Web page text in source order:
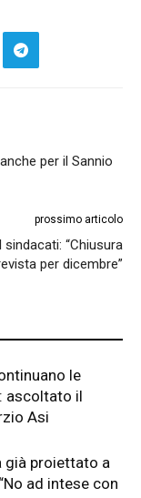
per il Sannio
prossimo articolo
“Chiusura
per dicembre”
le
ascoltato il
Asi
già proiettato a
ad intese con